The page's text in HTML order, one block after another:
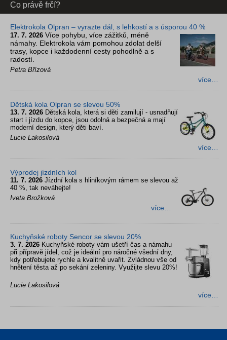
Co právě frčí?
Elektrokola Olpran – vyrazte dál, s lehkostí a s úsporou 40 %
17. 7. 2026 Více pohybu, více zážitků, méně
námahy. Elektrokola vám pomohou zdolat delší
trasy, kopce i každodenní cesty pohodlně a s
radostí.
Petra Břízová
více…
Dětská kola Olpran se slevou 50%
13. 7. 2026 Dětská kola, která si děti zamilují - usnadňují
start i jízdu do kopce, jsou odolná a bezpečná a mají
moderní design, který děti baví.
Lucie Lakosilová
více…
Výprodej jízdních kol
11. 7. 2026 Jízdní kola s hliníkovým rámem se slevou až
40 %, tak neváhejte!
Iveta Brožková
více…
Kuchyňské roboty Sencor se slevou 20%
3. 7. 2026 Kuchyňské roboty vám ušetří čas a námahu
při přípravě jídel, což je ideální pro náročné všední dny,
kdy potřebujete rychle a kvalitně uvařit. Zvládnou vše od
hnětení těsta až po sekání zeleniny. Využijte slevu 20%!
Lucie Lakosilová
více…